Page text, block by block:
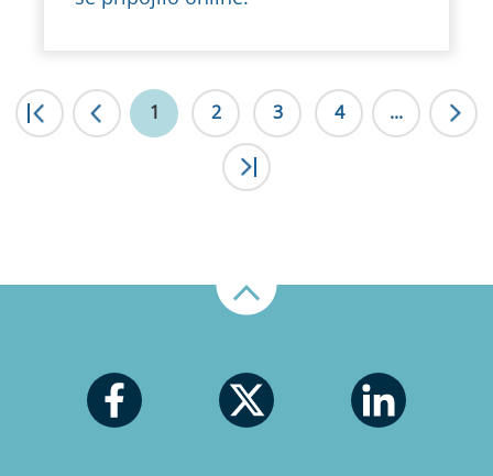
|< 1 2 3 4 ...